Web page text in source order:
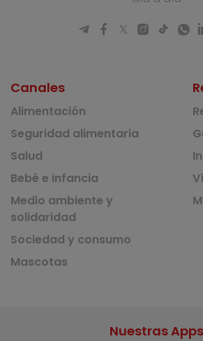
Canales
Alimentación
Seguridad alimentaria
Salud
Bebé e infancia
Medio ambiente y
solidaridad
Sociedad y consumo
Mascotas
Nuestras Apps